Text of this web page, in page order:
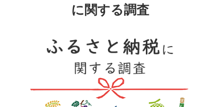
に関する調査